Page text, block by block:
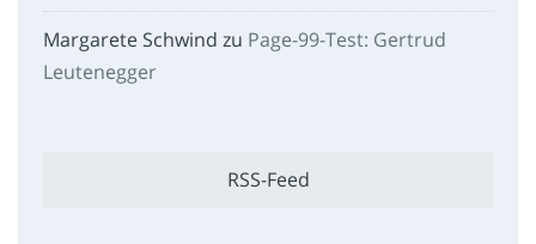
Margarete Schwind zu Page-99-Test: Gertrud
Leutenegger
RSS-Feed